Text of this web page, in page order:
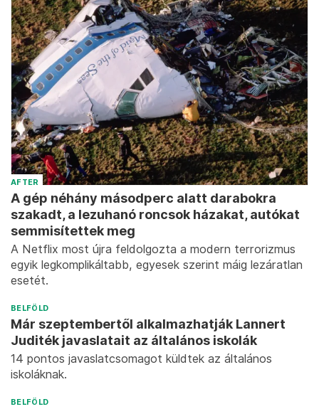
AFTER
A gép néhány másodperc alatt darabokra
szakadt, a lezuhanó roncsok házakat, autókat
semmisítettek meg
A Netflix most újra feldolgozta a modern terrorizmus
egyik legkomplikáltabb, egyesek szerint máig lezáratlan
esetét.
BELFÖLD
Már szeptembertől alkalmazhatják Lannert
Juditék javaslatait az általános iskolák
14 pontos javaslatcsomagot küldtek az általános
iskoláknak.
BELFÖLD